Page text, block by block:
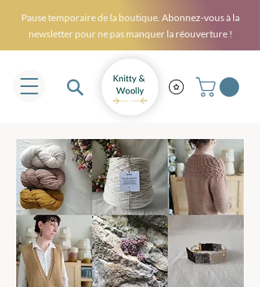
Pause temporaire de la boutique. Abonnez-vous à la
newsletter pour ne pas manquer la réouverture !